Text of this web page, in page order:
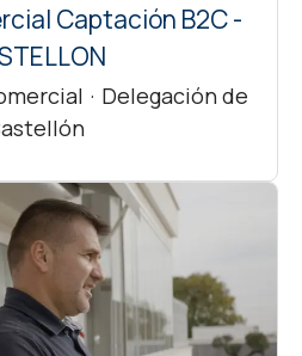
Captación B2C -
· Delegación de